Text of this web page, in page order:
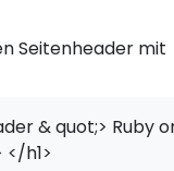
Seitenheader mit
& quot;> Ruby
h1>